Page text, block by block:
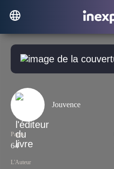
Jouvence
Pages
64
L'Auteur